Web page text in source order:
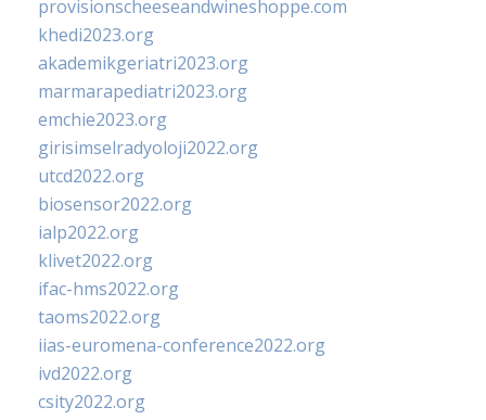
provisionscheeseandwineshoppe.com
khedi2023.org
akademikgeriatri2023.org
marmarapediatri2023.org
emchie2023.org
girisimselradyoloji2022.org
utcd2022.org
biosensor2022.org
ialp2022.org
klivet2022.org
ifac-hms2022.org
taoms2022.org
iias-euromena-conference2022.org
ivd2022.org
csity2022.org